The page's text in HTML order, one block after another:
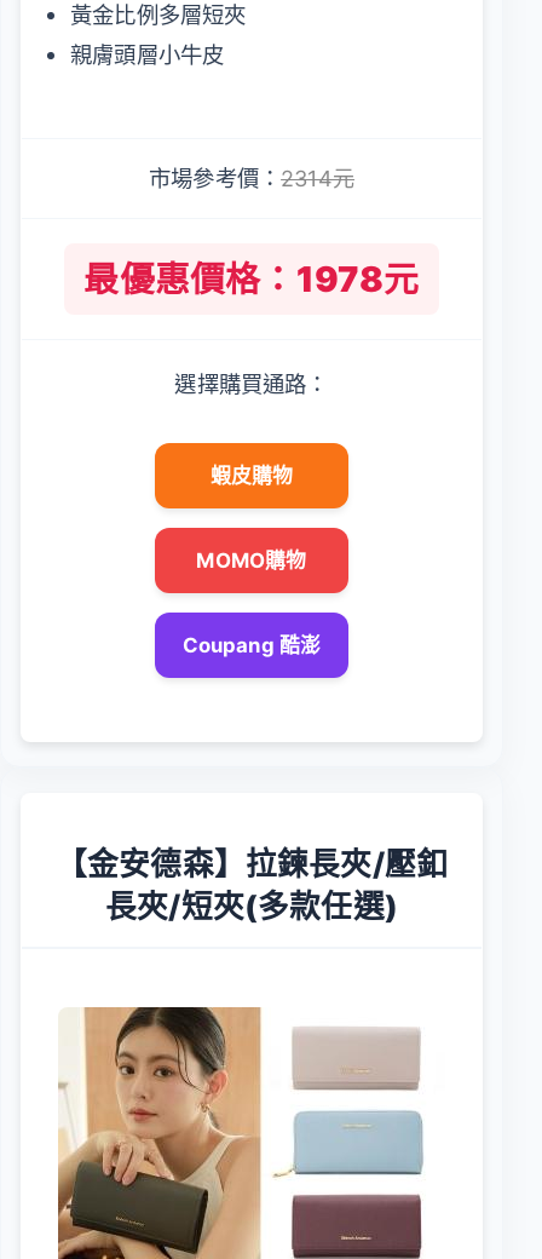
黃金比例多層短夾
親膚頭層小牛皮
市場參考價：2314元
最優惠價格：1978元
選擇購買通路：
蝦皮購物
MOMO購物
Coupang 酷澎
【金安德森】拉鍊長夾/壓釦
長夾/短夾(多款任選)